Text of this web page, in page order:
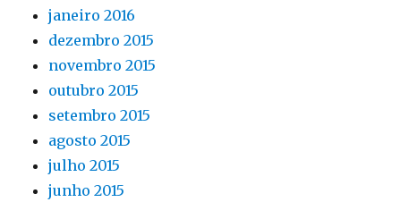
janeiro 2016
dezembro 2015
novembro 2015
outubro 2015
setembro 2015
agosto 2015
julho 2015
junho 2015